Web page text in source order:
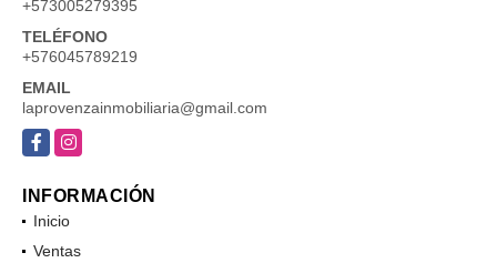
+573005279395
TELÉFONO
+576045789219
EMAIL
laprovenzainmobiliaria@gmail.com
FacebookInstagram
INFORMACIÓN
Inicio
Ventas